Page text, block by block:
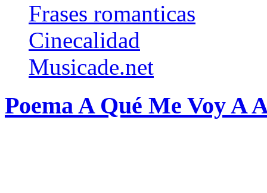
Frases romanticas
Cinecalidad
Musicade.net
Poema A Qué Me Voy A